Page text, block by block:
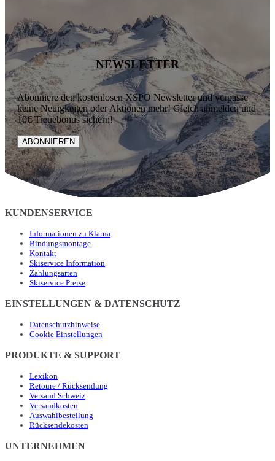
NEWSLETTER
Abonniere den kostenlosen XSPO Newsletter und verpasse
keine Neuigkeiten oder Aktionen mehr! Gleich anmelden und
10€ Treuebonus sichern!
ABONNIEREN
KUNDENSERVICE
Informationen zu Klarna
Bindungsmontage
Kontakt
Skiservice Information
Zahlungsarten
Skiservice Preise
EINSTELLUNGEN & DATENSCHUTZ
Datenschutzhinweise
Cookie Einstellungen
PRODUKTE & SUPPORT
Lexikon
Retoure / Rücksendung
Versand Schweiz
Versandkosten
Auswahlbestellung
Rücksendekosten
UNTERNEHMEN